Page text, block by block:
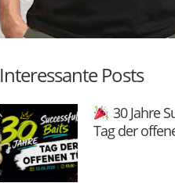
Interessante Posts
30 Jahre
Tag der